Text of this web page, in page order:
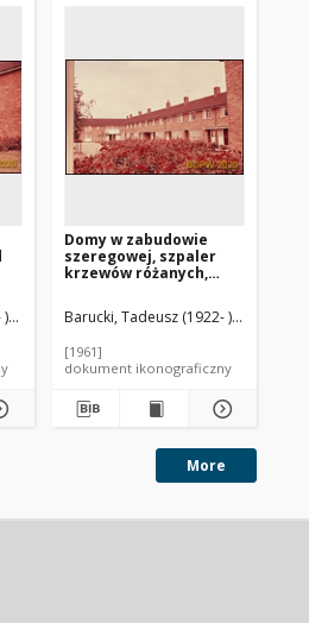
). Fotograf
Domy w zabudowie
szeregowej, szpaler
krzewów różanych,
Brytania
Barucki, Tadeusz (1922- ). Fotograf
[1961]
dokument ikonograficzny
More